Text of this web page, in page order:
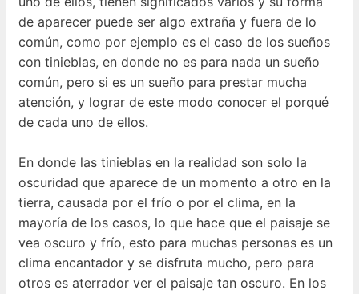
de aparecer puede ser algo extraña y fuera de lo
común, como por ejemplo es el caso de los sueños
con tinieblas, en donde no es para nada un sueño
común, pero si es un sueño para prestar mucha
atención, y lograr de este modo conocer el porqué
de cada uno de ellos.
En donde las tinieblas en la realidad son solo la
oscuridad que aparece de un momento a otro en la
tierra, causada por el frío o por el clima, en la
mayoría de los casos, lo que hace que el paisaje se
vea oscuro y frío, esto para muchas personas es un
clima encantador y se disfruta mucho, pero para
otros es aterrador ver el paisaje tan oscuro. En los